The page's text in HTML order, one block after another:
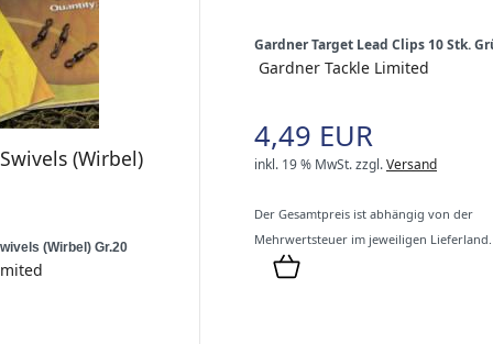
(Wirbel)
(Wirbel) Gr.20
Gardner Target Lead Clips 10 Stk.
Gardner Tackle Limited
4,49 EUR
inkl. 19 % MwSt.zzgl.Versand
Der Gesamtpreis ist abhängig von der
Mehrwertsteuer im jeweiligen Lieferland.